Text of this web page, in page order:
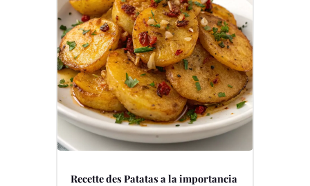
Recette des Patatas a la importancia